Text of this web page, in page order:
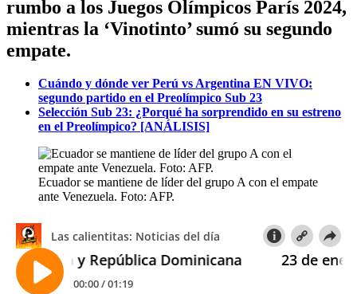
rumbo a los Juegos Olímpicos París 2024,
mientras la ‘Vinotinto’ sumó su segundo
empate.
Cuándo y dónde ver Perú vs Argentina EN VIVO:
segundo partido en el Preolímpico Sub 23
Selección Sub 23: ¿Porqué ha sorprendido en su estreno
en el Preolímpico? [ANÁLISIS]
Ecuador se mantiene de líder del grupo A con el empate
ante Venezuela. Foto: AFP.